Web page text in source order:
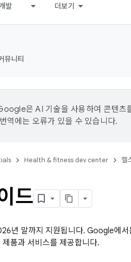
발 더보기
뮤니티
은 AI 기술을 사용하여 콘텐츠
역에는 오류가 있을 수 있습니다.
Health & fitness dev center 헬
드
년 말까지 지원됩니다. Google에
품과 서비스를 제공합니다.